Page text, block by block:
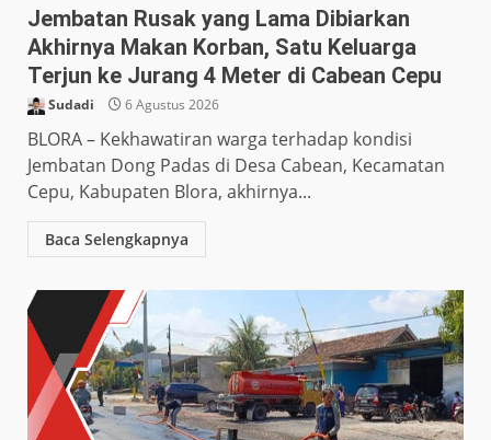
Jembatan Rusak yang Lama Dibiarkan
Akhirnya Makan Korban, Satu Keluarga
Terjun ke Jurang 4 Meter di Cabean Cepu
Sudadi 6 Agustus 2026
BLORA – Kekhawatiran warga terhadap kondisi
Jembatan Dong Padas di Desa Cabean, Kecamatan
Cepu, Kabupaten Blora, akhirnya...
Baca Selengkapnya